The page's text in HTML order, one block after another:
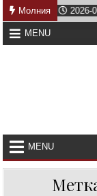
Skip
to
content
Молния 2026-07-
MENU
MENU